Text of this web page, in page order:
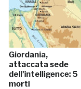
Giordania,
attaccata sede
dell’intelligence: 5
morti